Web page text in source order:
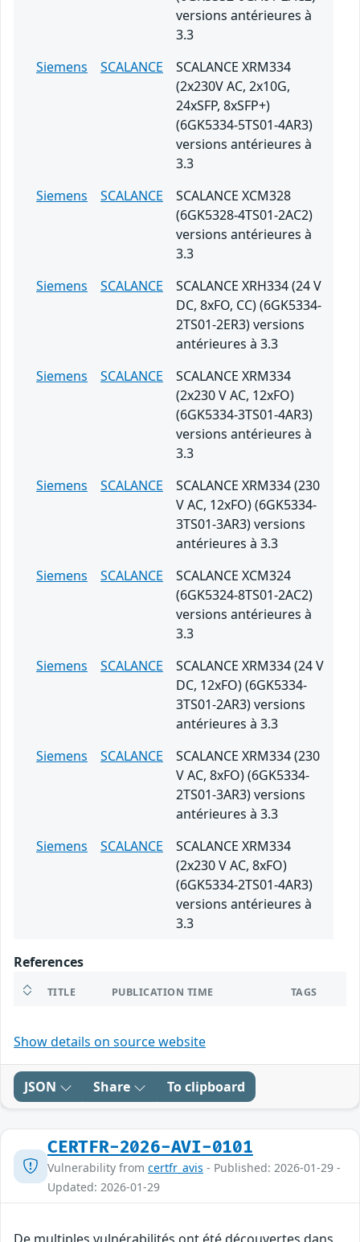
versions antérieures à
3.3
Siemens
SCALANCE
SCALANCE XRM334
(2x230V AC, 2x10G,
24xSFP, 8xSFP+)
(6GK5334-5TS01-4AR3)
versions antérieures à
3.3
Siemens
SCALANCE
SCALANCE XCM328
(6GK5328-4TS01-2AC2)
versions antérieures à
3.3
Siemens
SCALANCE
SCALANCE XRH334 (24 V
DC, 8xFO, CC) (6GK5334-
2TS01-2ER3) versions
antérieures à 3.3
Siemens
SCALANCE
SCALANCE XRM334
(2x230 V AC, 12xFO)
(6GK5334-3TS01-4AR3)
versions antérieures à
3.3
Siemens
SCALANCE
SCALANCE XRM334 (230
V AC, 12xFO) (6GK5334-
3TS01-3AR3) versions
antérieures à 3.3
Siemens
SCALANCE
SCALANCE XCM324
(6GK5324-8TS01-2AC2)
versions antérieures à
3.3
Siemens
SCALANCE
SCALANCE XRM334 (24 V
DC, 12xFO) (6GK5334-
3TS01-2AR3) versions
antérieures à 3.3
Siemens
SCALANCE
SCALANCE XRM334 (230
V AC, 8xFO) (6GK5334-
2TS01-3AR3) versions
antérieures à 3.3
Siemens
SCALANCE
SCALANCE XRM334
(2x230 V AC, 8xFO)
(6GK5334-2TS01-4AR3)
versions antérieures à
3.3
References
TITLE PUBLICATION TIME TAGS
Show details on source website
JSON Share To clipboard
CERTFR-2026-AVI-0101
Vulnerability from certfr_avis - Published: 2026-01-29 -
Updated: 2026-01-29